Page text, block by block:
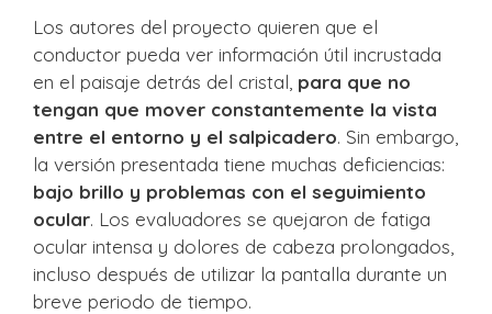
Los autores del proyecto quieren que el
conductor pueda ver información útil incrustada
en el paisaje detrás del cristal, para que no
tengan que mover constantemente la vista
entre el entorno y el salpicadero. Sin embargo,
la versión presentada tiene muchas deficiencias:
bajo brillo y problemas con el seguimiento
ocular. Los evaluadores se quejaron de fatiga
ocular intensa y dolores de cabeza prolongados,
incluso después de utilizar la pantalla durante un
breve periodo de tiempo.